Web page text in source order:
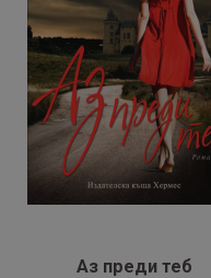
Аз преди теб